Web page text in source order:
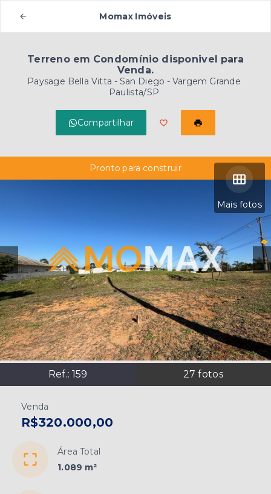
Momax Imóveis
Terreno em Condomínio disponivel para
Venda.
Paysage Bella Vitta - San Diego - Vargem Grande
Paulista/SP
Compartilhar
Mais fotos
Ref.: 159 27 fotos
Pronto para construir
Venda
R$320.000,00
Área Total
1.089 m²